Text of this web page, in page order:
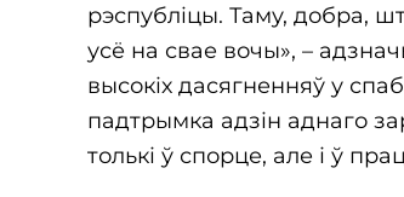
рэспубліцы. Таму, добра,
усё на свае вочы», –
высокіх дасягненняў у
падтрымка адзін аднаго
толькі ў спорце, але і ў